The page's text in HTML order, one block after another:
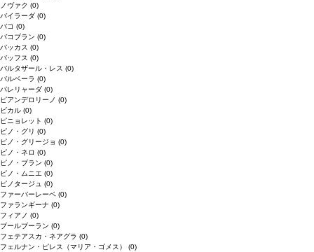
ノヴァク (0)
バイラーダ (0)
バコ (0)
バコブラン (0)
バッカス (0)
バッフス (0)
バルタザール・レス (0)
バルベーラ (0)
パレリャーダ (0)
ピアンデロリーノ (0)
ビカル (0)
ピニョレット (0)
ピノ・グリ (0)
ピノ・グリージョ (0)
ピノ・ネロ (0)
ピノ・ブラン (0)
ピノ・ムニエ (0)
ピノタージュ (0)
ファーバーレーベ (0)
ファランギーナ (0)
フィアノ (0)
ブールブーラン (0)
フェテアスカ・ネアグラ (0)
フェルナン・ピレス（マリア・ゴメス） (0)